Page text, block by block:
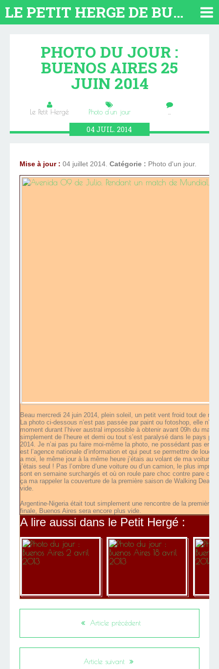
LE PETIT HERGE DE BUENOS AIRES 2026. TOUT SUR L'ARGENTINE
PHOTO DU JOUR :
BUENOS AIRES 25
JUIN 2014
Le Petit Hergé Photo d'un jour …
04JUIL.2014
Mise à jour : 04 juillet 2014. Catégorie : Photo d'un jour.
Beau mercredi 24 juin 2014, plein soleil, un petit vent froid tout de
La photo ci-dessous n’est pas passée par paint ou fotoshop, elle
moment durant l’hiver austral impossible à obtenir avant 09h du
simplement de l’heure et demi ou tout s’est paralysé dans le pays
2014. Je n’ai pas pu faire moi-même la photo, ne possédant pas
est l’agence nationale d’information et qui peut se permettre de
a moi, le même jour à la même heure j’étais au volant de ma voiture
j’étais seul ! Pas l’ombre d’une voiture ou d’un camion, le plus
sont en semaine surchargés et où on roule pare choc contre pare
ça ma rappeler la couverture de la première saison de Walking Dead
vide.
Argentine-Nigeria était tout simplement une rencontre de la première
finale, Buenos Aires sera encore plus vide.
A lire aussi dans le Petit Hergé :
Article précédent
Article suivant